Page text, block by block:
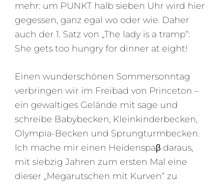
mehr: um PUNKT halb sieben Uhr wird hier
gegessen, ganz egal wo oder wie. Daher
auch der 1. Satz von „The lady is a tramp“:
She gets too hungry for dinner at eight!
Einen wunderschönen Sommersonntag
verbringen wir im Freibad von Princeton –
ein gewaltiges Gelände mit sage und
schreibe Babybecken, Kleinkinderbecken,
Olympia-Becken und Sprungturmbecken.
Ich mache mir einen Heidenspaβ daraus,
mit siebzig Jahren zum ersten Mal eine
dieser „Megarutschen mit Kurven“ zu